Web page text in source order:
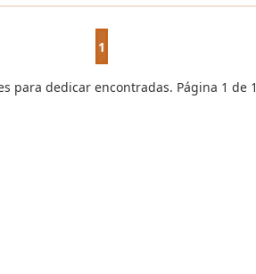
1
para dedicar encontradas. Página 1 de 1